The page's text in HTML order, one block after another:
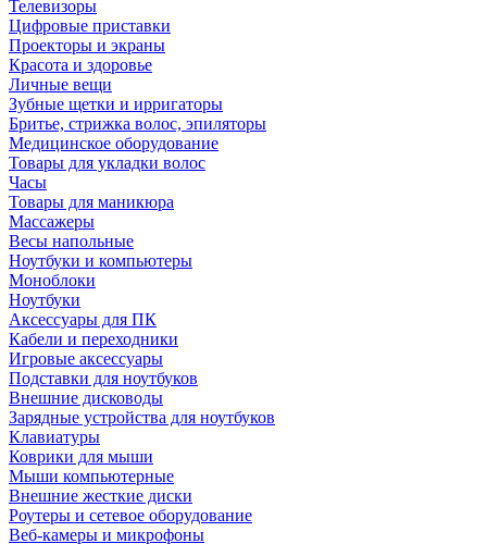
Телевизоры
Цифровые приставки
Проекторы и экраны
Красота и здоровье
Личные вещи
Зубные щетки и ирригаторы
Бритье, стрижка волос, эпиляторы
Медицинское оборудование
Товары для укладки волос
Часы
Товары для маникюра
Массажеры
Весы напольные
Ноутбуки и компьютеры
Моноблоки
Ноутбуки
Аксессуары для ПК
Кабели и переходники
Игровые аксессуары
Подставки для ноутбуков
Внешние дисководы
Зарядные устройства для ноутбуков
Клавиатуры
Коврики для мыши
Мыши компьютерные
Внешние жесткие диски
Роутеры и сетевое оборудование
Веб-камеры и микрофоны